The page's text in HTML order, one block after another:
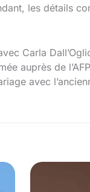
les détails
Carla
auprès de
avec